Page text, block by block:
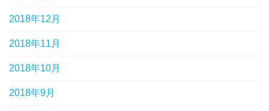
2018年12月
2018年11月
2018年10月
2018年9月